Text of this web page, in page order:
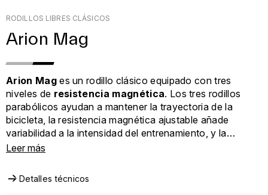
RODILLOS LIBRES CLÁSICOS
Arion Mag
Arion Mages un rodillo clásico equipado con tres
niveles de resistencia magnética. Los tres rodillos
parabólicos ayudan a mantener la trayectoria de la
bicicleta, la resistencia magnética ajustable añade
variabilidad a la intensidad del entrenamiento, y la
estructura plegable reduce el espacio cuando se
MTB, Arion Mag es un rodillo sólido, eficaz para entrenar
y fácil de usar.
Leer más
Detalles técnicos